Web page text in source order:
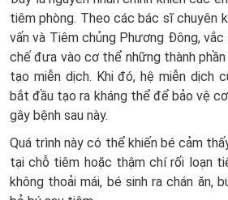
tiêm phòng. Theo các bác sĩ chuyên
vấn và Tiêm chủng Phương Đông,
chế đưa vào cơ thể những thành
tạo miễn dịch. Khi đó, hệ miễn dịch
bắt đầu tạo ra kháng thể để bảo vệ
gây bệnh sau này.
Quá trình này có thể khiến bé cảm
tại chỗ tiêm hoặc thậm chí rối loạn
không thoải mái, bé sinh ra chán ăn,